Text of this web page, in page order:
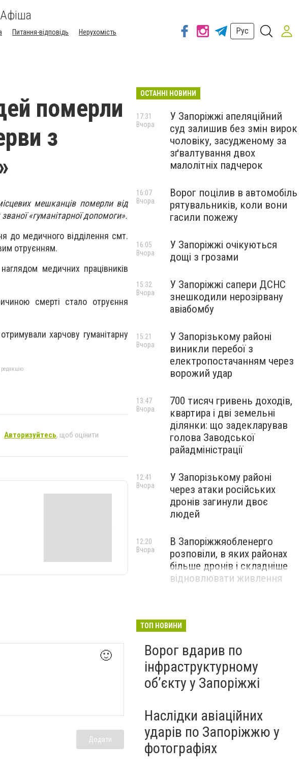
Афіша
Питання-відповідь
Нерухомість
Рус
померли
з
мешканців померли від
«гуманітарної допомоги».
до медичного відділення смт.
отруєнням.
медичних працівників
смерті стало отруєння
харчову гуманітарну
Авторизуйтесь, щоб оцінити
🙂
Додати
ОСТАННІ НОВИНИ
У Запоріжжі апеляційний
суд залишив без змін вирок
чоловіку, засудженому за
зґвалтування двох
малолітніх падчерок
17:31
Вчора
Ворог поцілив в автомобіль
рятувальників, коли вони
гасили пожежу
16:07
Вчора
У Запоріжжі очікуються
дощі з грозами
16:05
Вчора
У Запоріжжі сапери ДСНС
знешкодили нерозірвану
авіабомбу
15:32
Вчора
У Запорізькому районі
виникли перебої з
електропостачанням через
ворожий удар
15:21
Вчора
700 тисяч гривень доходів,
квартира і дві земельні
ділянки: що задекларував
голова Заводської
райадміністрації
13:47
Вчора
У Запорізькому районі
через атаки російських
дронів загинули двоє
людей
12:41
Вчора
В Запоріжжяобленерго
розповіли, в яких районах
більше дронів і складніше
відновлювати живлення
12:20
Вчора
ТОП НОВИНИ
Ворог вдарив по
інфраструктурному
обʼєкту у Запоріжжі
Наслідки авіаційних
ударів по Запоріжжю у
фотографіях